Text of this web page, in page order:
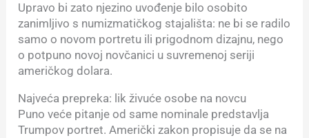
Upravo bi zato njezino uvođenje bilo osobito
zanimljivo s numizmatičkog stajališta: ne bi se radilo
samo o novom portretu ili prigodnom dizajnu, nego
o potpuno novoj novčanici u suvremenoj seriji
američkog dolara.
Najveća prepreka: lik živuće osobe na novcu
Puno veće pitanje od same nominale predstavlja
Trumpov portret. Američki zakon propisuje da se na